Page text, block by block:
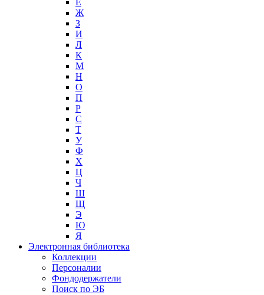
Е
Ж
З
И
Л
К
М
Н
О
П
Р
С
Т
У
Ф
Х
Ц
Ч
Ш
Щ
Э
Ю
Я
Электронная библиотека
Коллекции
Персоналии
Фондодержатели
Поиск по ЭБ